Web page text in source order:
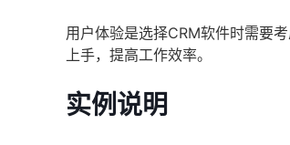
用户体验是选择CRM软件时需要
上手，提高工作效率。
实例说明